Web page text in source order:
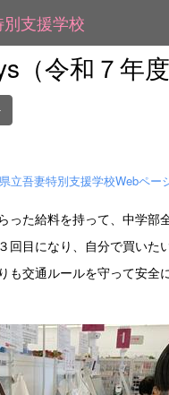
支援学校
（令和７年
立吾妻特別支援学校Webペー
った給料を持って、中学部
回目になり、自分で買い
も交通ルールを守って安全